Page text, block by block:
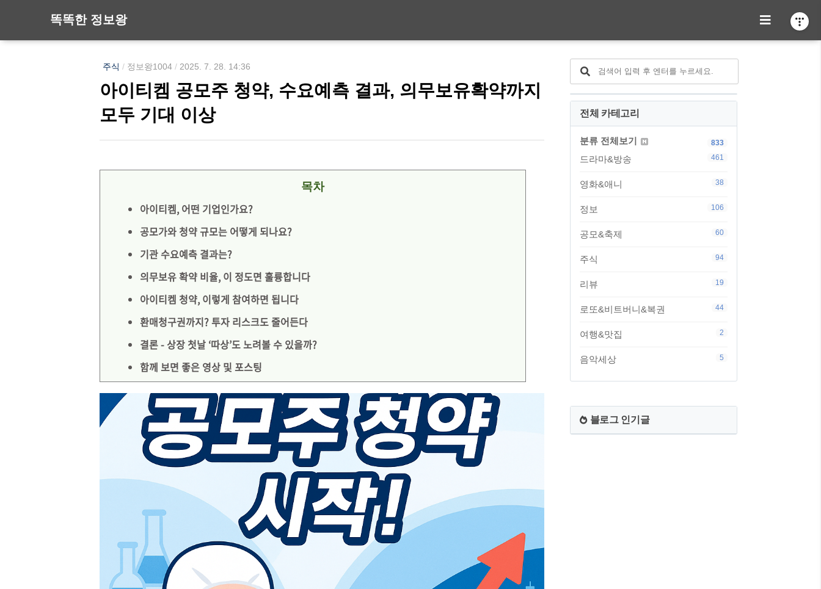
똑똑한 정보왕
주식 / 정보왕1004 / 2025. 7. 28. 14:36
아이티켐 공모주 청약, 수요예측 결과, 의무보유확약까지
모두 기대 이상
목차
아이티켐, 어떤 기업인가요?
공모가와 청약 규모는 어떻게 되나요?
기관 수요예측 결과는?
의무보유 확약 비율, 이 정도면 훌륭합니다
아이티켐 청약, 이렇게 참여하면 됩니다
환매청구권까지? 투자 리스크도 줄어든다
결론 - 상장 첫날 ‘따상’도 노려볼 수 있을까?
함께 보면 좋은 영상 및 포스팅
전체 카테고리
분류 전체보기 833
드라마&방송 461
영화&애니 38
정보 106
공모&축제 60
주식 94
리뷰 19
로또&비트버니&복권 44
여행&맛집 2
음악세상 5
블로그 인기글